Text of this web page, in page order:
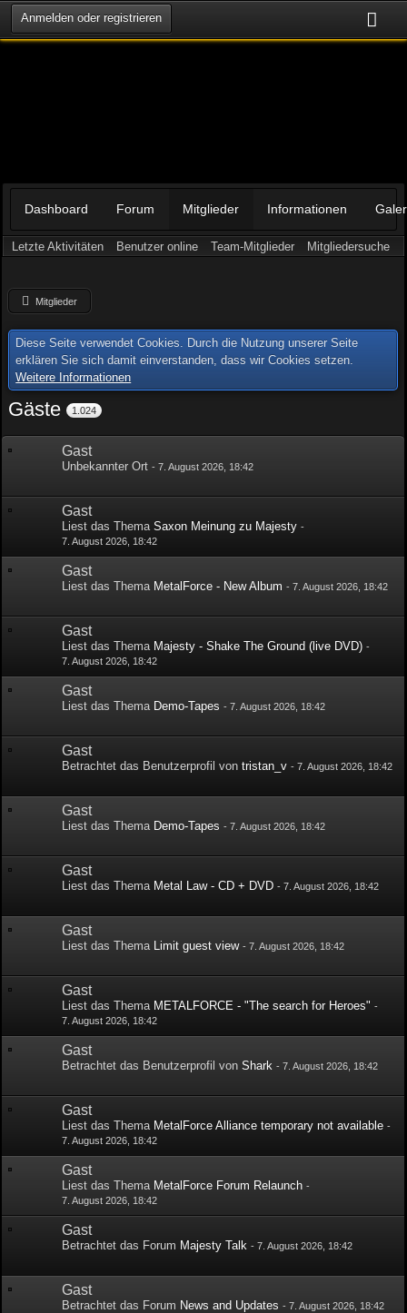
Anmelden oder registrieren
Dashboard Forum Mitglieder Informationen
Letzte Aktivitäten Benutzer online Team-Mitglieder Mitgliedersuche
Mitglieder
Diese Seite verwendet Cookies. Durch die Nutzung unserer Seite
erklären Sie sich damit einverstanden, dass wir Cookies setzen.
Weitere Informationen
Gäste 1.024
Gast
Unbekannter Ort-7. August 2026, 18:42
Gast
Liest das ThemaSaxon Meinung zu Majesty -
7. August 2026, 18:42
Gast
Liest das Thema MetalForce - New Album -7. August 2026, 18:42
Gast
Liest das Thema Majesty - Shake The Ground (live DVD) -
7. August 2026, 18:42
Gast
Liest das Thema Demo-Tapes -7. August 2026, 18:42
Gast
Betrachtet das Benutzerprofil vontristan_v -7. August 2026, 18:42
Gast
Liest das Thema Demo-Tapes -7. August 2026, 18:42
Gast
Liest das Thema Metal Law - CD + DVD -7. August 2026, 18:42
Gast
Liest das Thema Limit guest view -7. August 2026, 18:42
Gast
Liest das Thema METALFORCE - "The search for Heroes" -
7. August 2026, 18:42
Gast
Betrachtet das Benutzerprofil vonShark -7. August 2026, 18:42
Gast
Liest das Thema MetalForce Alliance temporary not available -
7. August 2026, 18:42
Gast
Liest das Thema MetalForce Forum Relaunch -
7. August 2026, 18:42
Gast
Betrachtet das Forum Majesty Talk -7. August 2026, 18:42
Gast
Betrachtet das Forum News and Updates -7. August 2026, 18:42